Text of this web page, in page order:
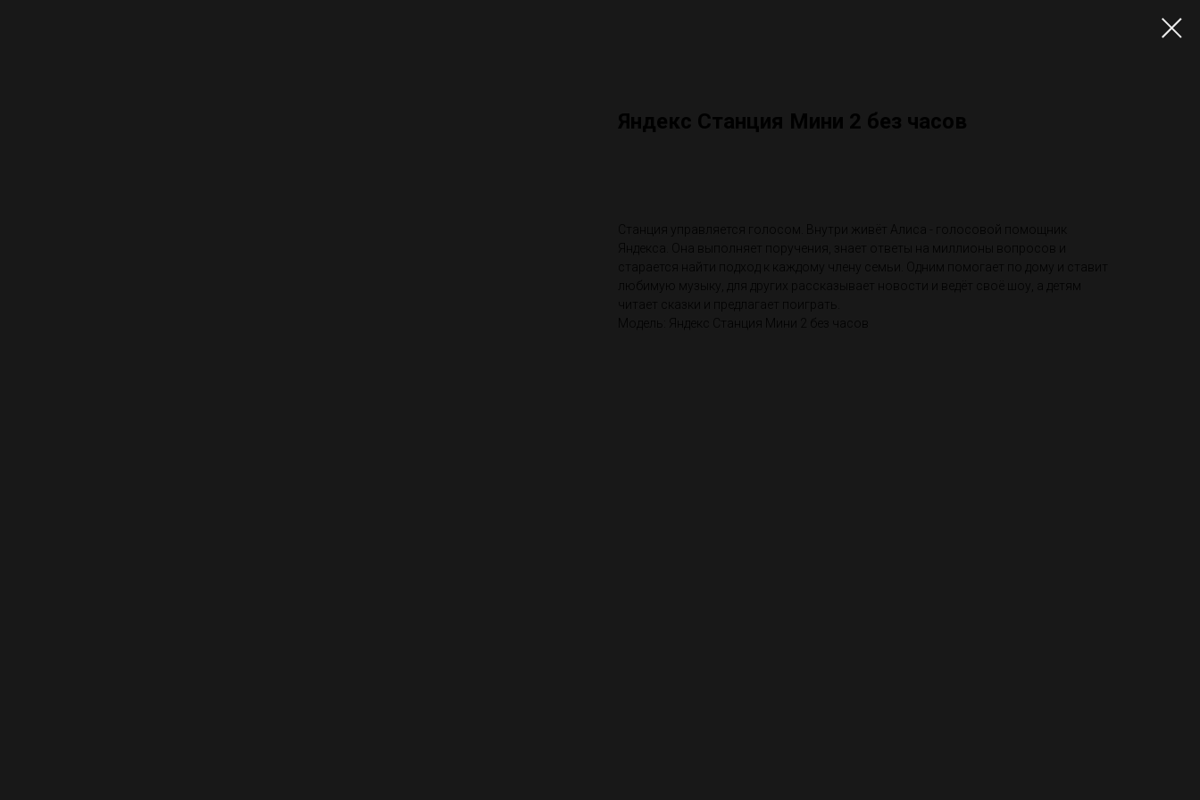
Яндекс Станция Мини 2 без часов
Станция управляется голосом. Внутри живёт Алиса - голосовой помощник
Яндекса. Она выполняет поручения, знает ответы на миллионы вопросов и
старается найти подход к каждому члену семьи. Одним помогает по дому и ставит
любимую музыку, для других рассказывает новости и ведёт своё шоу, а детям
читает сказки и предлагает поиграть.
Модель: Яндекс Станция Мини 2 без часов